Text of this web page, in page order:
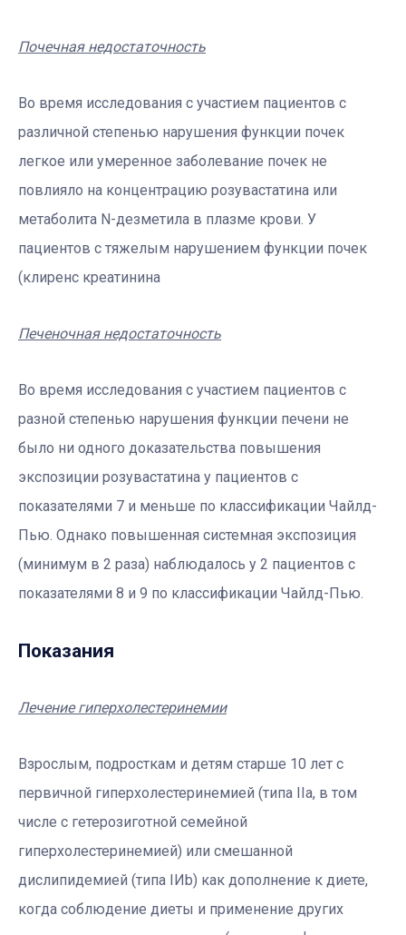
Почечная недостаточность
Во время исследования с участием пациентов с
различной степенью нарушения функции почек
легкое или умеренное заболевание почек не
повлияло на концентрацию розувастатина или
метаболита N-дезметила в плазме крови. У
пациентов с тяжелым нарушением функции почек
(клиренс креатинина
Печеночная недостаточность
Во время исследования с участием пациентов с
разной степенью нарушения функции печени не
было ни одного доказательства повышения
экспозиции розувастатина у пациентов с
показателями 7 и меньше по классификации Чайлд-
Пью. Однако повышенная системная экспозиция
(минимум в 2 раза) наблюдалось у 2 пациентов с
показателями 8 и 9 по классификации Чайлд-Пью.
Показания
Лечение гиперхолестеринемии
Взрослым, подросткам и детям старше 10 лет с
первичной гиперхолестеринемией (типа IIa, в том
числе с гетерозиготной семейной
гиперхолестеринемией) или смешанной
дислипидемией (типа IИb) как дополнение к диете,
когда соблюдение диеты и применение других